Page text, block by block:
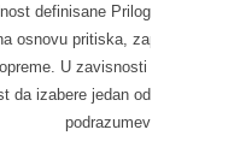
definisane Prilogom I
osnovu pritiska, zapremina ili
U zavisnosti od
da izabere jedan od modula
podrazumevaju: